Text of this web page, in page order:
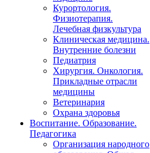
Курортология.
Физиотерапия.
Лечебная физкультура
Клиническая медицина.
Внутренние болезни
Педиатрия
Хирургия. Онкология.
Прикладные отрасли
медицины
Ветеринария
Охрана здоровья
Воспитание. Образование.
Педагогика
Организация народного